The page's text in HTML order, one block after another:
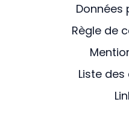
Données
Règle de
Liste